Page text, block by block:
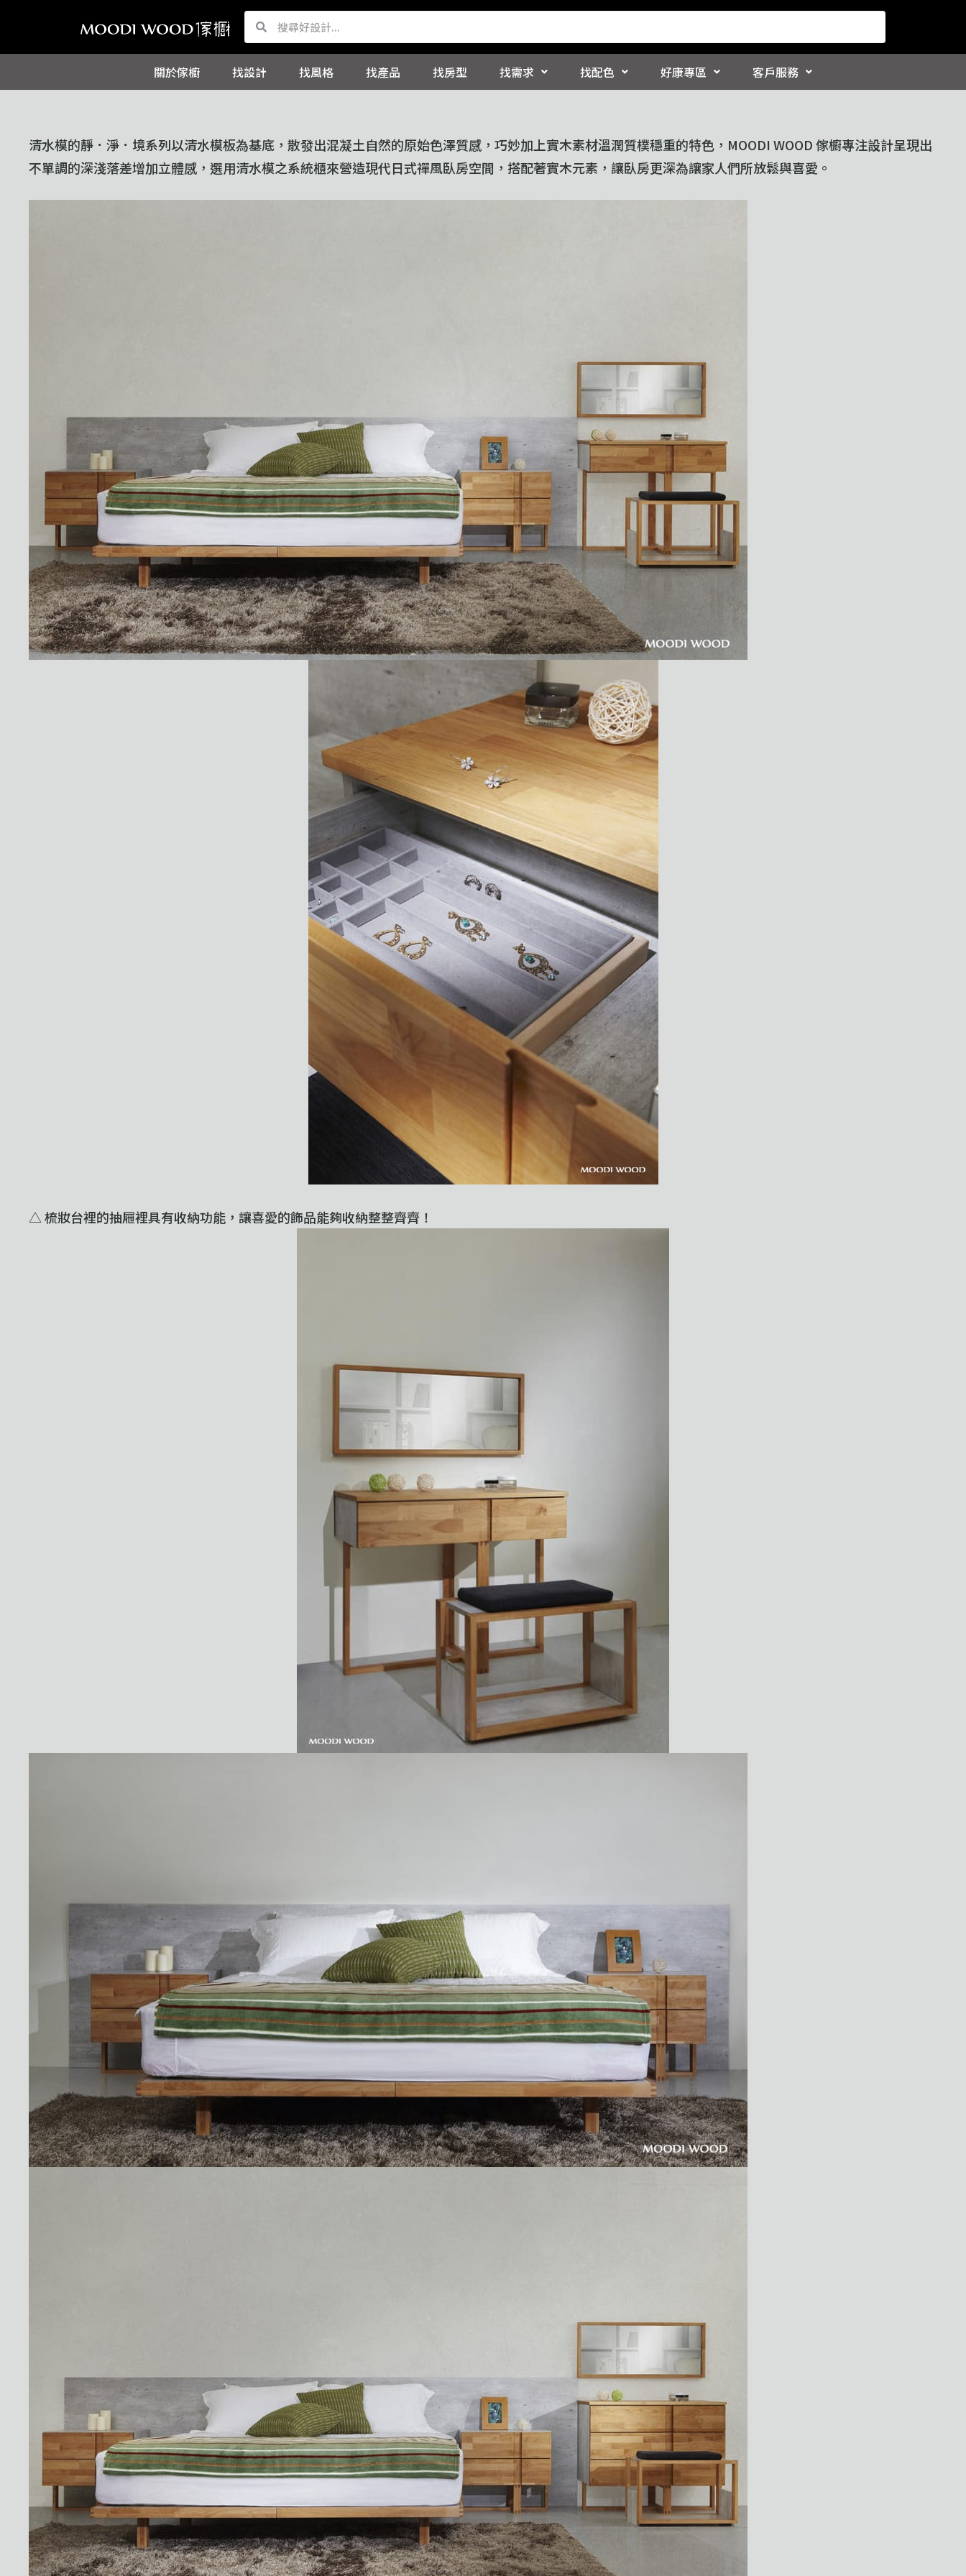
主
Search
Search
關於傢櫥 找設計 找風格 找產品 找房型 找需求 找配色 好康專區 客戶服務
清水模的靜．淨．境系列以清水模板為基底，散發出混凝土自然的原始色澤質感，巧妙加上實木素材溫潤質樸穩重的特色，MOODI WOOD 傢櫥專注設計呈現出
不單調的深淺落差增加立體感，選用清水模之系統櫃來營造現代日式禪風臥房空間，搭配著實木元素，讓臥房更深為讓家人們所放鬆與喜愛。
△ 梳妝台裡的抽屜裡具有收納功能，讓喜愛的飾品能夠收納整整齊齊！